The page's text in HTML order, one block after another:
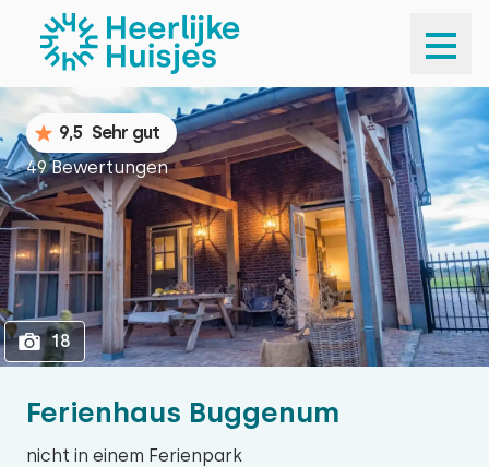
1
Ferienhaus Buggenum
nicht in einem Ferienpark
9,5 Sehr gut
49 Bewertungen
18